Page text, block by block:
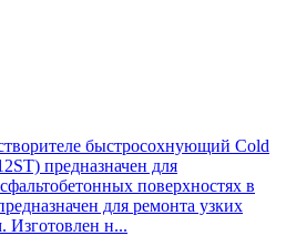
быстросохнующий Cold
предназначен для
поверхностях в
для ремонта узких
н...